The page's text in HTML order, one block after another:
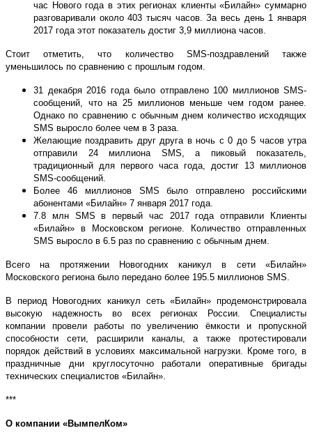
час Нового года в этих регионах клиенты «Билайн» суммарно
разговаривали около 403 тысяч часов. За весь день 1 января
2017 года этот показатель достиг 3,9 миллиона часов.
Стоит отметить, что количество SMS-поздравлений также
уменьшилось по сравнению с прошлым годом.
31 декабря 2016 года было отправлено 100 миллионов SMS-
сообщений, что на 25 миллионов меньше чем годом ранее.
Однако по сравнению с обычным днем количество исходящих
SMS выросло более чем в 3 раза.
Желающие поздравить друг друга в ночь с 0 до 5 часов утра
отправили 24 миллиона SMS, а пиковый показатель,
традиционный для первого часа года, достиг 13 миллионов
SMS-сообщений.
Более 46 миллионов SMS было отправлено российскими
абонентами «Билайн» 7 января 2017 года.
7.8 млн SMS в первый час 2017 года отправили Клиенты
«Билайн» в Московском регионе. Количество отправленных
SMS выросло в 6.5 раз по сравнению с обычным днем.
Всего на протяжении Новогодних каникул в сети «Билайн»
Московского региона было передано более 195.5 миллионов SMS.
В период Новогодних каникул сеть «Билайн» продемонстрировала
высокую надежность во всех регионах России. Специалисты
компании провели работы по увеличению ёмкости и пропускной
способности сети, расширили каналы, а также протестировали
порядок действий в условиях максимальной нагрузки. Кроме того, в
праздничные дни круглосуточно работали оперативные бригады
технических специалистов «Билайн».
***
О компании «ВымпелКом»